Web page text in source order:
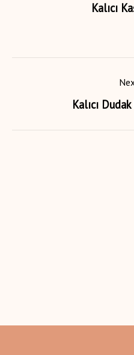
Kalıcı
Kalıcı